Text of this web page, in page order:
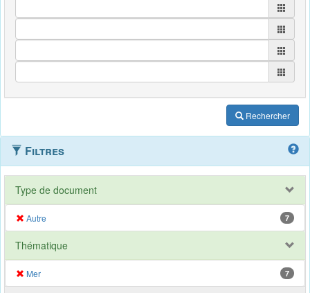
Rechercher
Filtres
Type de document
Autre 7
Thématique
Mer 7